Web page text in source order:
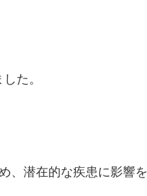
た。
、潜在的な疾患に影響を